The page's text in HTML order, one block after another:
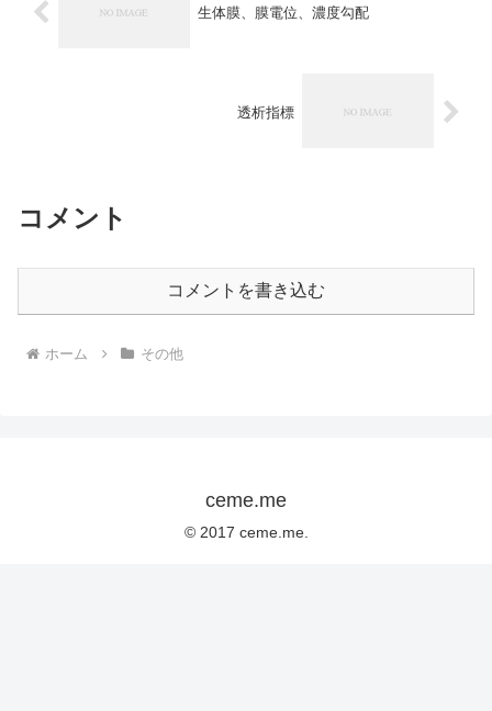
生体膜、膜電位、濃度勾配
透析指標
コメント
コメントを書き込む
ホーム その他
ceme.me
© 2017 ceme.me.